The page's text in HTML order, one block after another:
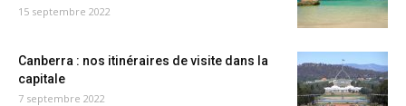
15 septembre 2022
Canberra : nos itinéraires de visite dans la
capitale
7 septembre 2022